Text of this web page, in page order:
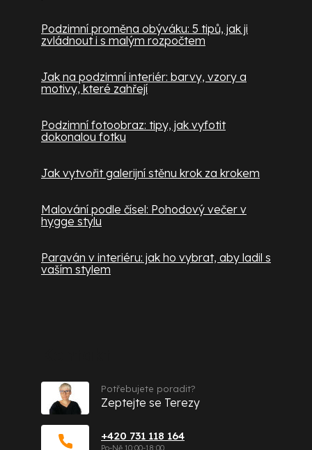
Podzimní proměna obýváku: 5 tipů, jak ji
zvládnout i s malým rozpočtem
Jak na podzimní interiér: barvy, vzory a
motivy, které zahřejí
Podzimní fotoobraz: tipy, jak vyfotit
dokonalou fotku
Jak vytvořit galerijní stěnu krok za krokem
Malování podle čísel: Pohodový večer v
hygge stylu
Paraván v interiéru: jak ho vybrat, aby ladil s
vaším stylem
+420 731 118 164
Potřebujete poradit?
Zeptejte se Terezy